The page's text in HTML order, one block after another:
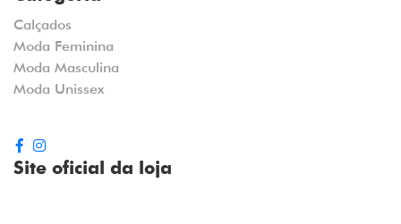
Calçados
Moda Feminina
Moda Masculina
Moda Unissex
Site oficial da loja